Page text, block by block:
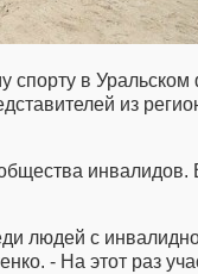
в Уральском
из
инвалидов.
людей с
- На этот раз